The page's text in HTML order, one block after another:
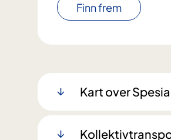
Finn frem
Kart over